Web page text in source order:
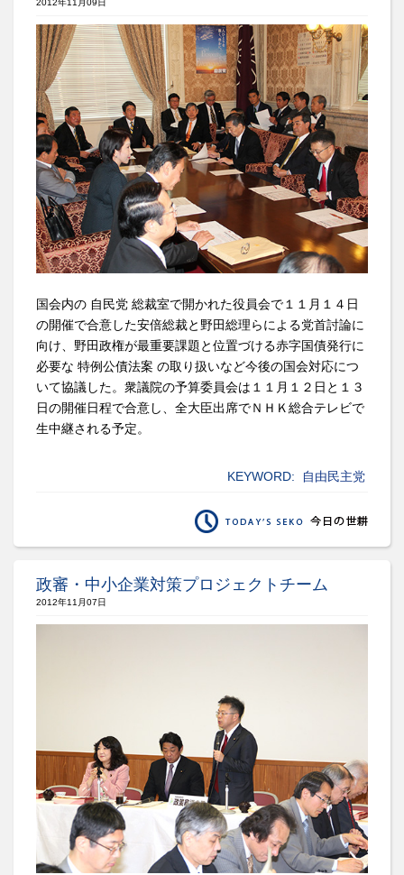
国会内の 自民党 総裁室で開かれた役員会で１１月１４日
の開催で合意した安倍総裁と野田総理らによる党首討論に
向け、野田政権が最重要課題と位置づける赤字国債発行に
必要な 特例公債法案 の取り扱いなど今後の国会対応につ
いて協議した。衆議院の予算委員会は１１月１２日と１３
日の開催日程で合意し、全大臣出席でＮＨＫ総合テレビで
生中継される予定。
KEYWORD: 自由民主党
政審・中小企業対策プロジェクトチーム
2012年11月07日